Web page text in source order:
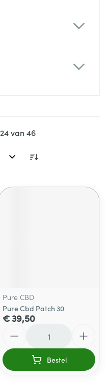
24van46
Pure CBD
Pure Cbd Patch 30
€ 39,50
Bestel